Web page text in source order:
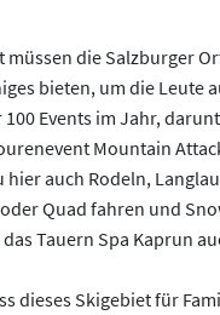
müssen die Salzburger
bieten, um die Leute
Events im Jahr,
Mountain
hier auch Rodeln,
Quad fahren und
Tauern Spa Kaprun
dieses Skigebiet für